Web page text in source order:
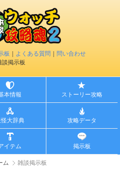
板 よくある質問
問い合わせ
談掲示板
本情報 ストーリー攻略
怪大辞典 攻略データ
イテム 掲示板
ム 雑談掲示板